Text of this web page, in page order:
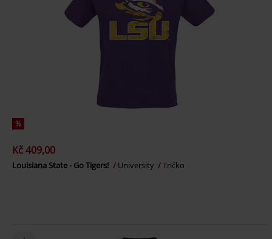
%
Kč 409,00
Louisiana State - Go Tigers! University Tričko